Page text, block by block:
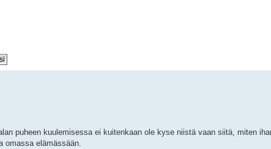
puheen kuulemisessa ei kuitenkaan ole kyse niistä vaan siitä, miten
omassa elämässään.